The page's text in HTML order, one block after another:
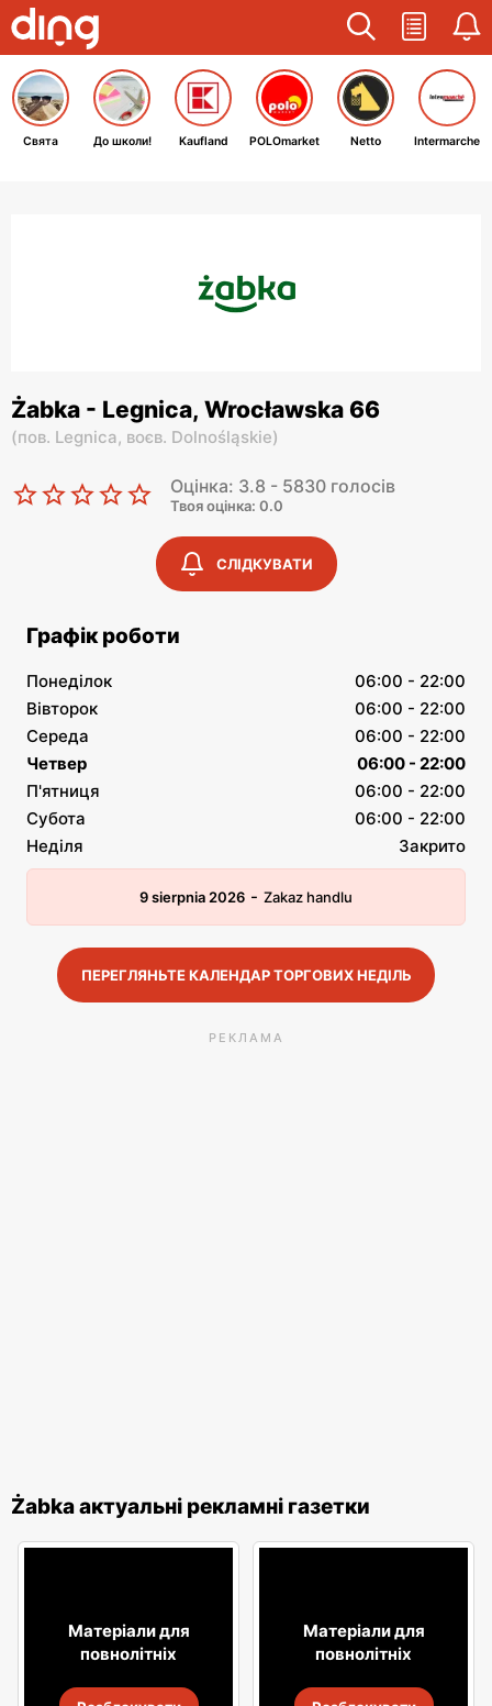
Свята До школи! Kaufland POLOmarket Netto Intermarche
Żabka - Legnica, Wrocławska 66
(пов. Legnica, воєв. Dolnośląskie)
Оцінка: 3.8 - 5830 голосів
Твоя оцінка: 0.0
СЛІДКУВАТИ
Графік роботи
Понеділок
06:00 - 22:00
Вівторок
06:00 - 22:00
Середа
06:00 - 22:00
Четвер
06:00 - 22:00
П'ятниця
06:00 - 22:00
Субота
06:00 - 22:00
Неділя
Закрито
9 sierpnia 2026 - Zakaz handlu
ПЕРЕГЛЯНЬТЕ КАЛЕНДАР ТОРГОВИХ НЕДІЛЬ
РЕКЛАМА
Żabka актуальні рекламні газетки
Матеріали для
повнолітніх
Матеріали для
повнолітніх